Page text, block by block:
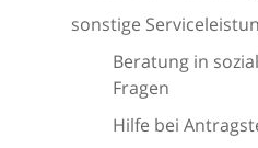
sonstige
Beratung in
Fragen
Hilfe bei